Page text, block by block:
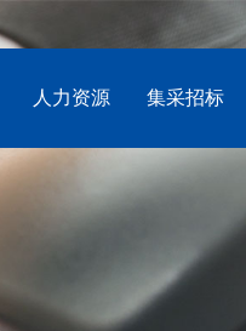
集采招标
人力资源